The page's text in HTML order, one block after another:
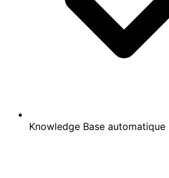
Knowledge Base automatique